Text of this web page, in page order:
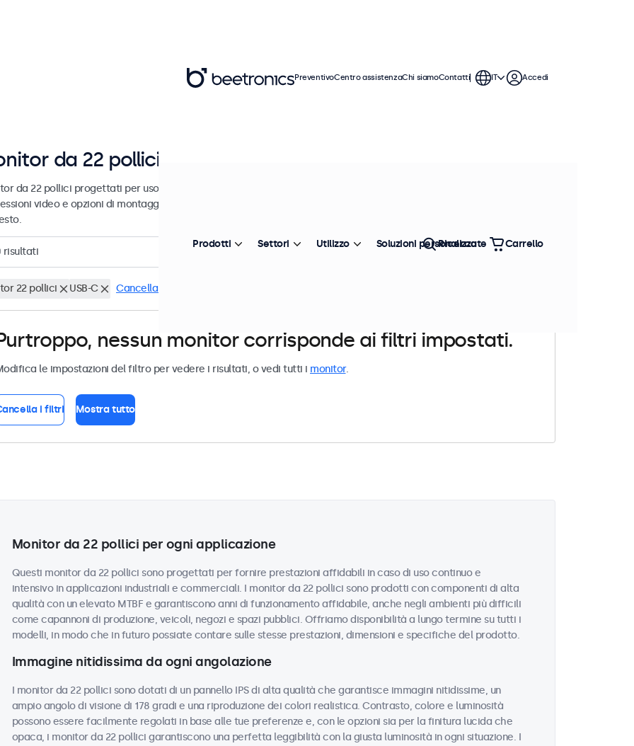
da 22 pollici
da 22 pollici progettati per uso industriale e commerciale. Questi monitor da 22 pollici offrono varie
video e opzioni di montaggio versatili, consentendo loro di integrarsi perfettamente qualsiasi
risultati Più venduto
22 pollici USB-C Cancella i filtri
nessun monitor corrisponde ai filtri impostati.
le impostazioni del filtro per vedere i risultati, o vedi tutti i monitor.
i filtri Mostra tutto
Monitor da 22 pollici per ogni applicazione
Questi monitor da 22 pollici sono progettati per fornire prestazioni affidabili in caso di uso continuo e
intensivo in applicazioni industriali e commerciali. I monitor da 22 pollici sono prodotti con componenti di alta
qualità con un elevato MTBF e garantiscono anni di funzionamento affidabile, anche negli ambienti più difficili
come capannoni di produzione, veicoli, negozi e spazi pubblici. Offriamo disponibilità a lungo termine su tutti i
modelli, in modo che in futuro possiate contare sulle stesse prestazioni, dimensioni e specifiche del prodotto.
Immagine nitidissima da ogni angolazione
I monitor da 22 pollici sono dotati di un pannello IPS di alta qualità che garantisce immagini nitidissime, un
ampio angolo di visione di 178 gradi e una riproduzione dei colori realistica. Contrasto, colore e luminosità
possono essere facilmente regolati in base alle tue preferenze e, con le opzioni sia per la finitura lucida che
opaca, i monitor da 22 pollici garantiscono una perfetta leggibilità con la giusta luminosità in ogni situazione. I
PreventivoCentro assistenzaChi siamoContatti IT Accedi
Prodotti Settori Utilizzo Soluzioni personalizzate
Ricerca Carrello